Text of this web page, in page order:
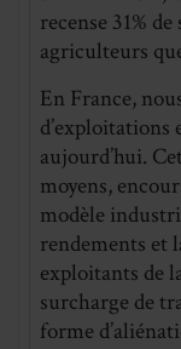
recense 31%
agriculteurs
En France,
d’exploitations
aujourd’hui.
moyens,
modèle
rendements et
exploitants de
surcharge de
forme